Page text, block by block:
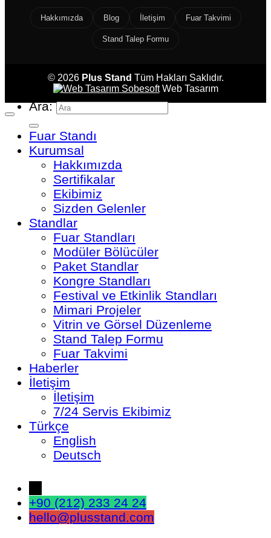
Hakkımızda Blog İletişim Fuar Takvimi
Stand Talep Formu
© 2026 Plus Stand Tüm Hakları Saklıdır.
SobesoftWeb Tasarım
Ara:
Fuar Standı
Kurumsal
Hakkımızda
Sertifikalar
Ekibimiz
Sizden Gelenler
Standlar
Fuar Standları
Modüler Bölücüler
Paket Standlar
Kongre Standları
Festival ve Etkinlik Standları
Mimari Projeler
Vitrin ve Görsel Düzenleme
Stand Talep Formu
Fuar Takvimi
Haberler
İletişim
İletişim
7/24 Servis Ekibimiz
Türkçe
English
Deutsch
+90 (212) 233 24 24
hello@plusstand.com